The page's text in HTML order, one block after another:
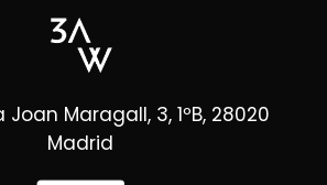
Joan Maragall, 3, 1ºB, 28020
Madrid